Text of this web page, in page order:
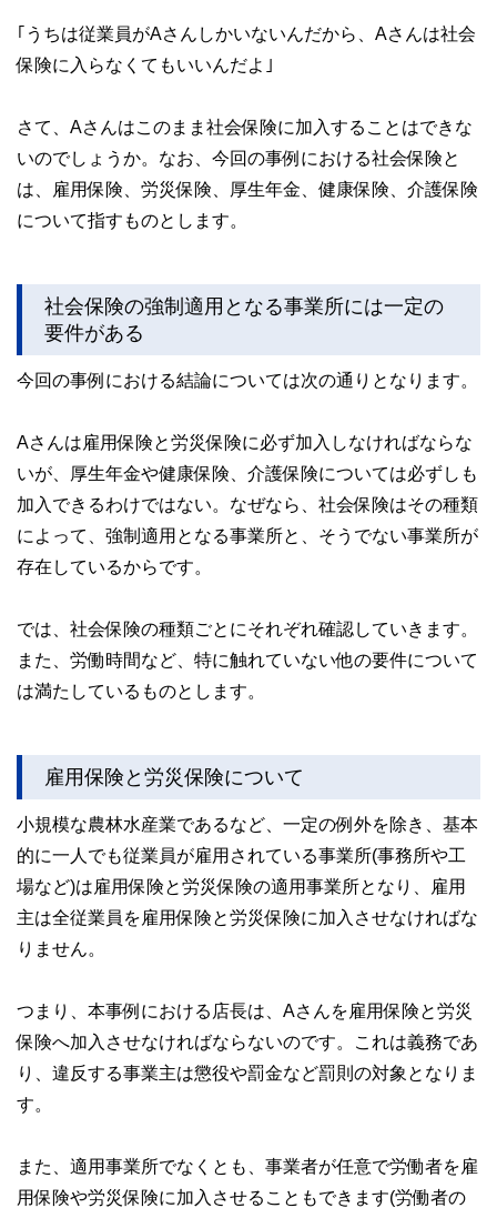
｢うちは従業員がAさんしかいないんだから、Aさんは社会
保険に入らなくてもいいんだよ｣
さて、Aさんはこのまま社会保険に加入することはできな
いのでしょうか。なお、今回の事例における社会保険と
は、雇用保険、労災保険、厚生年金、健康保険、介護保険
について指すものとします。
社会保険の強制適用となる事業所には一定の
要件がある
今回の事例における結論については次の通りとなります。
Aさんは雇用保険と労災保険に必ず加入しなければならな
いが、厚生年金や健康保険、介護保険については必ずしも
加入できるわけではない。なぜなら、社会保険はその種類
によって、強制適用となる事業所と、そうでない事業所が
存在しているからです。
では、社会保険の種類ごとにそれぞれ確認していきます。
また、労働時間など、特に触れていない他の要件について
は満たしているものとします。
雇用保険と労災保険について
小規模な農林水産業であるなど、一定の例外を除き、基本
的に一人でも従業員が雇用されている事業所(事務所や工
場など)は雇用保険と労災保険の適用事業所となり、雇用
主は全従業員を雇用保険と労災保険に加入させなければな
りません。
つまり、本事例における店長は、Aさんを雇用保険と労災
保険へ加入させなければならないのです。これは義務であ
り、違反する事業主は懲役や罰金など罰則の対象となりま
す。
また、適用事業所でなくとも、事業者が任意で労働者を雇
用保険や労災保険に加入させることもできます(労働者の